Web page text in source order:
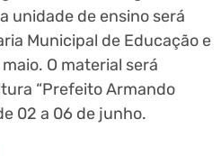
unidade de ensino será
Municipal de Educação e
O material será
“Prefeito Armando
02 a 06 de junho.